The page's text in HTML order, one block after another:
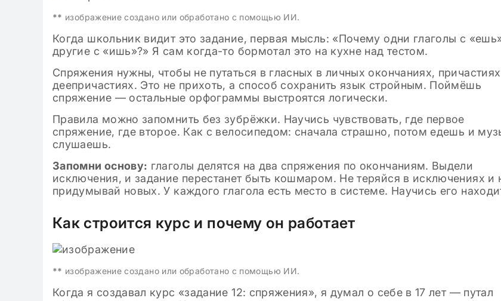
** изображение создано или обработано с помощью ИИ.
Когда школьник видит это задание, первая мысль: «Почему одни глаголы с
другие с «ишь»?» Я сам когда-то бормотал это на кухне над тестом.
Спряжения нужны, чтобы не путаться в гласных в личных окончаниях,
деепричастиях. Это не прихоть, а способ сохранить язык стройным. Поймёшь
спряжение — остальные орфограммы выстроятся логически.
Правила можно запомнить без зубрёжки. Научись чувствовать, где первое
спряжение, где второе. Как с велосипедом: сначала страшно, потом едешь и
слушаешь.
Запомни основу: глаголы делятся на два спряжения по окончаниям. Выдели
исключения, и задание перестанет быть кошмаром. Не теряйся в исключениях и
придумывай новых. У каждого глагола есть место в системе. Научись его
Как строится курс и почему он работает
** изображение создано или обработано с помощью ИИ.
Когда я создавал курс «задание 12: спряжения», я думал о себе в 17 лет — путал